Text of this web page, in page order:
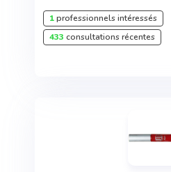
1professionnels intéressés
433 consultations récentes